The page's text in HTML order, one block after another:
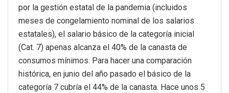
por la gestión estatal de la pandemia (incluidos
meses de congelamiento nominal de los salarios
estatales), el salario básico de la categoría inicial
(Cat. 7) apenas alcanza el 40% de la canasta de
consumos mínimos. Para hacer una comparación
histórica, en junio del año pasado el básico de la
categoría 7 cubría el 44% de la canasta. Hace unos 5